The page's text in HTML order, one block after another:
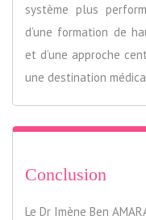
système plus
d’une formation de
et d’une approche
une destination
Conclusion
Le Dr Imène Ben